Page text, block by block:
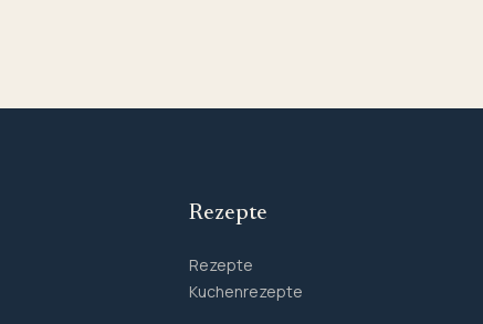
Rezepte
Rezepte
Kuchenrezepte